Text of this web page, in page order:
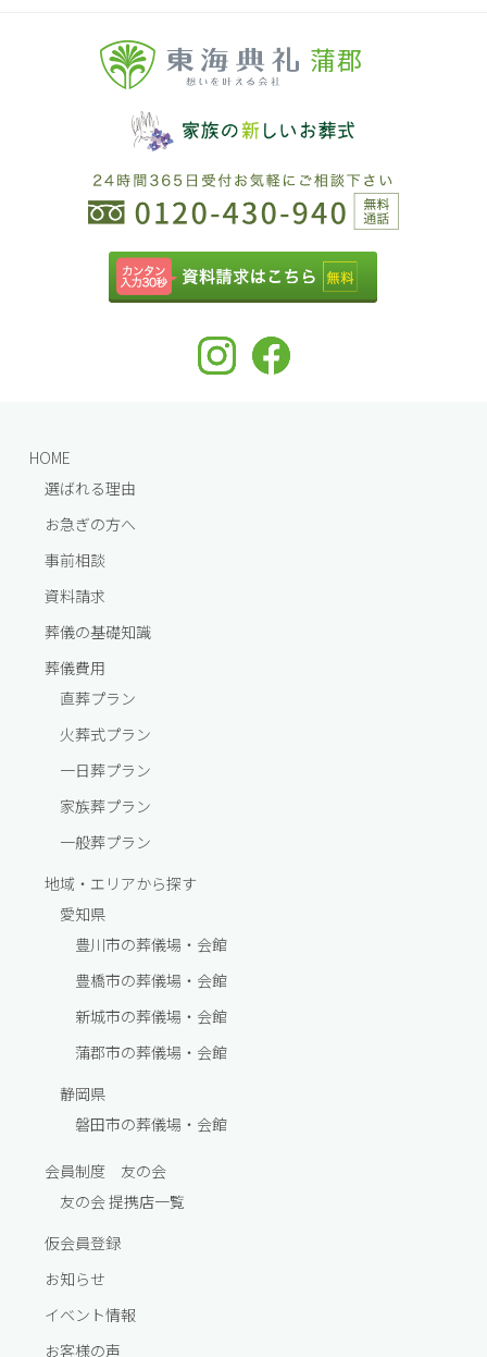
蒲郡
HOME
選ばれる理由
お急ぎの方へ
事前相談
資料請求
葬儀の基礎知識
葬儀費⽤
直葬プラン
⽕葬式プラン
一⽇葬プラン
家族葬プラン
一般葬プラン
地域・エリアから探す
愛知県
豊川市の葬儀場・会館
豊橋市の葬儀場・会館
新城市の葬儀場・会館
蒲郡市の葬儀場・会館
静岡県
磐田市の葬儀場・会館
会員制度 友の会
友の会 提携店一覧
仮会員登録
お知らせ
イベント情報
お客様の声